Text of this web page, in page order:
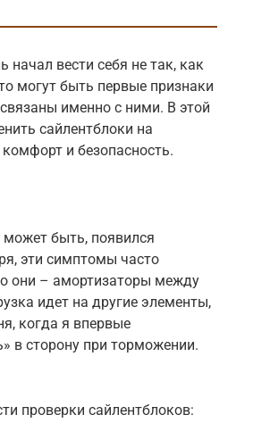
вести себя не так, как
могут быть первые признаки
именно с ними. В этой
сайлентблоки на
и безопасность.
быть, появился
эти симптомы часто
они – амортизаторы между
идет на другие элементы,
когда я впервые
в сторону при торможении.
проверки сайлентблоков: